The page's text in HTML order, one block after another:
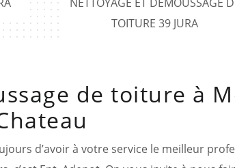
TOITURE 39 JURA
de toiture à
d’avoir à votre service le meilleur